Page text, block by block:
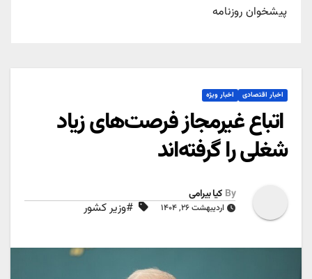
پیشخوان روزنامه
اخبار اقتصادی اخبار ویژه
اتباع غیرمجاز فرصت‌های زیاد
شغلی را گرفته‌اند
By کیا بیرامی
اردیبهشت ۲۶, ۱۴۰۴ #وزیر کشور